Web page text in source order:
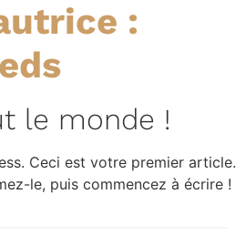
:
le monde !
Ceci est votre premier article.
le, puis commencez à écrire !